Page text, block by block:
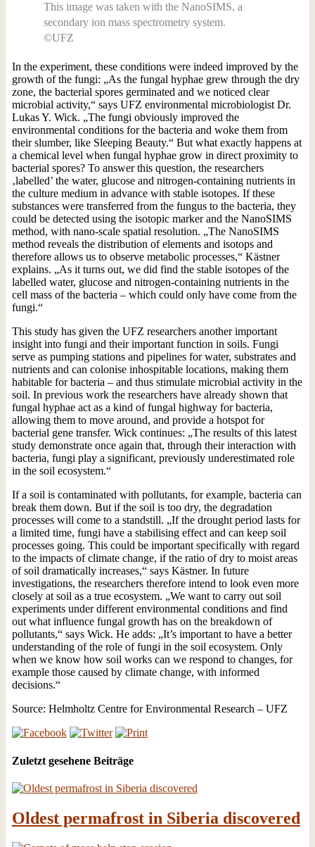
This image was taken with the NanoSIMS, a
secondary ion mass spectrometry system.
©UFZ
In the experiment, these conditions were indeed improved by the
growth of the fungi: „As the fungal hyphae grew through the dry
zone, the bacterial spores germinated and we noticed clear
microbial activity,“ says UFZ environmental microbiologist Dr.
Lukas Y. Wick. „The fungi obviously improved the
environmental conditions for the bacteria and woke them from
their slumber, like Sleeping Beauty.“ But what exactly happens at
a chemical level when fungal hyphae grow in direct proximity to
bacterial spores? To answer this question, the researchers
‚labelled’ the water, glucose and nitrogen-containing nutrients in
the culture medium in advance with stable isotopes. If these
substances were transferred from the fungus to the bacteria, they
could be detected using the isotopic marker and the NanoSIMS
method, with nano-scale spatial resolution. „The NanoSIMS
method reveals the distribution of elements and isotops and
therefore allows us to observe metabolic processes,“ Kästner
explains. „As it turns out, we did find the stable isotopes of the
labelled water, glucose and nitrogen-containing nutrients in the
cell mass of the bacteria – which could only have come from the
fungi.“
This study has given the UFZ researchers another important
insight into fungi and their important function in soils. Fungi
serve as pumping stations and pipelines for water, substrates and
nutrients and can colonise inhospitable locations, making them
habitable for bacteria – and thus stimulate microbial activity in the
soil. In previous work the researchers have already shown that
fungal hyphae act as a kind of fungal highway for bacteria,
allowing them to move around, and provide a hotspot for
bacterial gene transfer. Wick continues: „The results of this latest
study demonstrate once again that, through their interaction with
bacteria, fungi play a significant, previously underestimated role
in the soil ecosystem.“
If a soil is contaminated with pollutants, for example, bacteria can
break them down. But if the soil is too dry, the degradation
processes will come to a standstill. „If the drought period lasts for
a limited time, fungi have a stabilising effect and can keep soil
processes going. This could be important specifically with regard
to the impacts of climate change, if the ratio of dry to moist areas
of soil dramatically increases,“ says Kästner. In future
investigations, the researchers therefore intend to look even more
closely at soil as a true ecosystem. „We want to carry out soil
experiments under different environmental conditions and find
out what influence fungal growth has on the breakdown of
pollutants,“ says Wick. He adds: „It’s important to have a better
understanding of the role of fungi in the soil ecosystem. Only
when we know how soil works can we respond to changes, for
example those caused by climate change, with informed
decisions.“
Source: Helmholtz Centre for Environmental Research – UFZ
Zuletzt gesehene Beiträge
Oldest permafrost in Siberia discovered